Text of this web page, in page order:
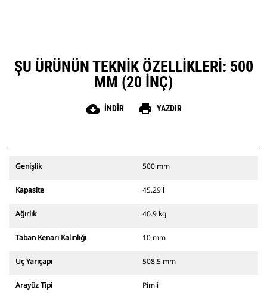
ŞU ÜRÜNÜN TEKNIK ÖZELLIKLERI: 500
MM (20 INÇ)
cloud_download İNDIR print YAZDIR
Genişlik 500 mm
Kapasite 45.29 l
Ağırlık 40.9 kg
Taban Kenarı Kalınlığı 10 mm
Uç Yarıçapı 508.5 mm
Arayüz Tipi Pimli